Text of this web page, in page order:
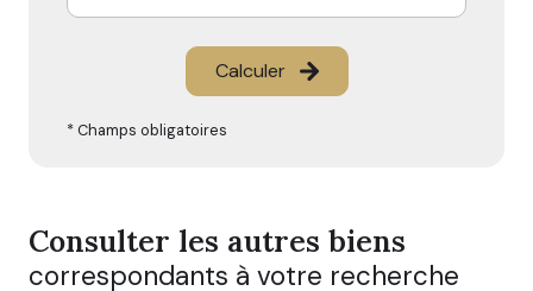
Calculer
* Champs obligatoires
Consulter les autres biens
correspondants à votre recherche